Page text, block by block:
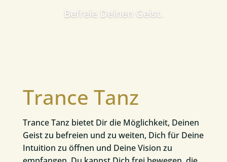
Befreie Deinen Geist.
Trance Tanz
Trance Tanz bietet Dir die Möglichkeit, Deinen
Geist zu befreien und zu weiten, Dich für Deine
Intuition zu öffnen und Deine Vision zu